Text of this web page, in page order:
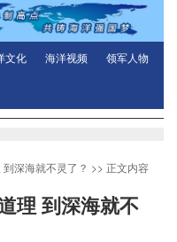
文化 海洋视频 领军人物
深海就不灵了？ >> 正文内容
理 到深海就不